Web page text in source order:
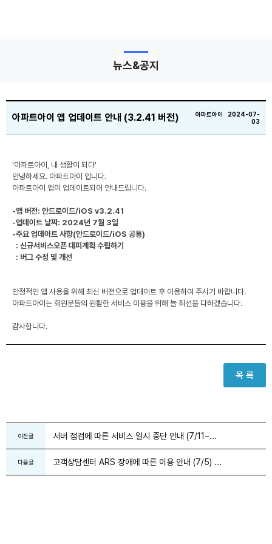
뉴스&공지
아파트아이 앱 업데이트 안내 (3.2.41 버전)
아파트아이 2024-07-
03
'아파트아이, 내 생활이 되다'
안녕하세요. 아파트아이 입니다.
아파트아이 앱이 업데이트되어 안내드립니다.
-앱 버전: 안드로이드/iOS v3.2.41
-업데이트 날짜: 2024년 7월 3일
-주요 업데이트 사항(안드로이드/iOS 공통)
: 신규서비스오픈 대피계획 수립하기
: 버그 수정 및 개선
안정적인 앱 사용을 위해 최신 버전으로 업데이트 후 이용하여 주시기 바랍니다.
아파트아이는 회원분들의 원활한 서비스 이용을 위해 늘 최선을 다하겠습니다.
감사합니다.
목 록
이전글 서버 점검에 따른 서비스 일시 중단 안내 (7/11~...
다음글 고객상담센터 ARS 장애에 따른 이용 안내 (7/5) ...